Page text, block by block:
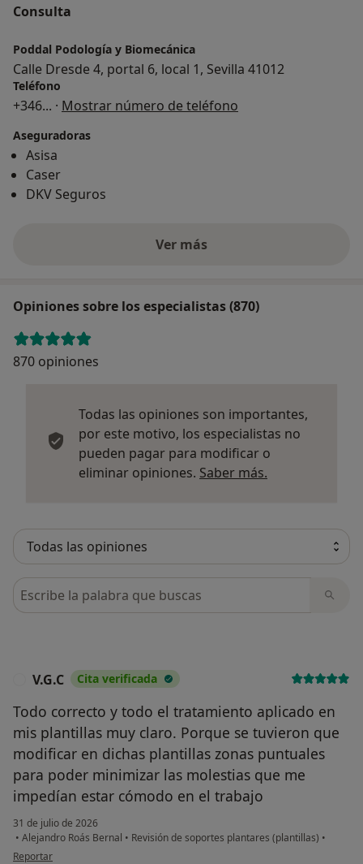
Consulta
Poddal Podología y Biomecánica
Calle Dresde 4, portal 6, local 1, Sevilla 41012
Teléfono
+346... · Mostrar número de teléfono
Aseguradoras
Asisa
Caser
DKV Seguros
Ver más
Opiniones sobre los especialistas (870)
870 opiniones
Todas las opiniones son importantes,
por este motivo, los especialistas no
pueden pagar para modificar o
eliminar opiniones. Saber más.
Busca en opiniones
V.G.C Cita verificada
Todo correcto y todo el tratamiento aplicado en
mis plantillas muy claro. Porque se tuvieron que
modificar en dichas plantillas zonas puntuales
para poder minimizar las molestias que me
impedían estar cómodo en el trabajo
31 de julio de 2026
• Alejandro Roás Bernal • Revisión de soportes plantares (plantillas) •
en opinión del usuario V.G.C
Reportar